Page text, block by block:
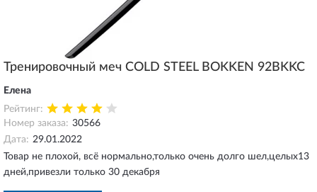
Тренировочный меч COLD STEEL BOKKEN 92BKKC
Елена
Рейтинг:
Номер заказа: 30566
Дата: 29.01.2022
Товар не плохой, всё нормально,только очень долго шел,целых13
дней,привезли только 30 декабря